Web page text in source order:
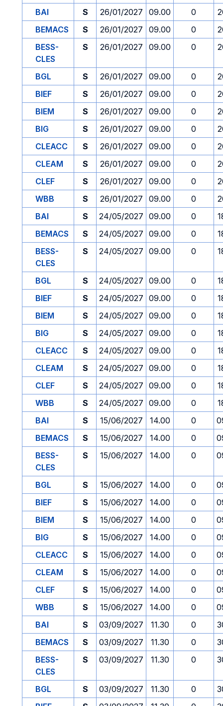
BAI
S 26/01/2027 09.00 0
BEMACS
S 26/01/2027 09.00 0
BESS-
CLES
S 26/01/2027 09.00 0
BGL S 26/01/2027 09.00 0
BIEF
S 26/01/2027 09.00 0
BIEM
S 26/01/2027 09.00 0
BIG
S 26/01/2027 09.00 0
CLEACC
S 26/01/2027 09.00 0
CLEAM
S 26/01/2027 09.00 0
CLEF
S 26/01/2027 09.00 0
WBB
S 26/01/2027 09.00 0
BAI
S 24/05/2027 09.00 0
BEMACS
S 24/05/2027 09.00 0
BESS-
CLES
S 24/05/2027 09.00 0
BGL S 24/05/2027 09.00 0
BIEF
S 24/05/2027 09.00 0
BIEM
S 24/05/2027 09.00 0
BIG
S 24/05/2027 09.00 0
CLEACC
S 24/05/2027 09.00 0
CLEAM
S 24/05/2027 09.00 0
CLEF
S 24/05/2027 09.00 0
WBB
S 24/05/2027 09.00 0
BAI
S 15/06/2027 14.00 0
BEMACS
S 15/06/2027 14.00 0
BESS-
CLES
S 15/06/2027 14.00 0
BGL S 15/06/2027 14.00 0
BIEF
S 15/06/2027 14.00 0
BIEM
S 15/06/2027 14.00 0
BIG
S 15/06/2027 14.00 0
CLEACC
S 15/06/2027 14.00 0
CLEAM
S 15/06/2027 14.00 0
CLEF
S 15/06/2027 14.00 0
WBB
S 15/06/2027 14.00 0
BAI
S 03/09/2027 11.30 0
BEMACS
S 03/09/2027 11.30 0
BESS-
CLES
S 03/09/2027 11.30 0
BGL S 03/09/2027 11.30 0